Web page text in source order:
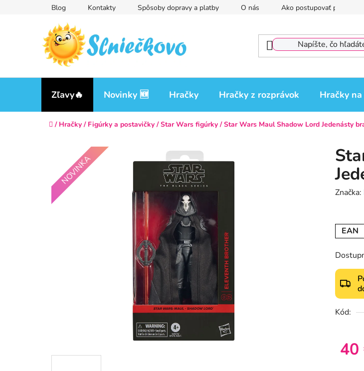
Blog Kontakty Spôsoby dopravy a platby O nás Ako postupovať pri
Zľavy🔥 Novinky 🆕 Hračky Hračky z rozprávok Hračky na
Domov
/ Hračky / Figúrky a postavičky / Star Wars figúrky / Star Wars Maul Shadow Lord Jedenásty
Značka:
EAN
Kód:
40
NOVINKA